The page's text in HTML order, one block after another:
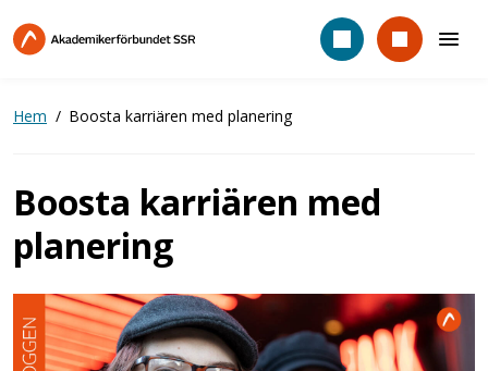
till
Hem Boosta karriären med planering
Boosta karriären med
planering